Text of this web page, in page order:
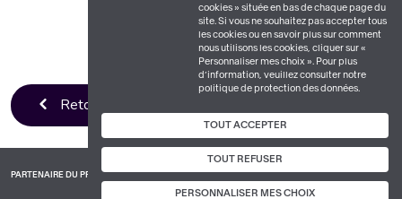
cookies » située en bas de chaque page du
site. Si vous ne souhaitez pas accepter tous
les cookies ou en savoir plus sur comment
nous utilisons les cookies, cliquer sur «
Personnaliser mes choix ». Pour plus
d’information, veuillez consulter notre
politique de protection des données.
TOUT ACCEPTER
TOUT REFUSER
PERSONNALISER MES CHOIX
Retour à la liste
PARTENAIRE DU PROJET